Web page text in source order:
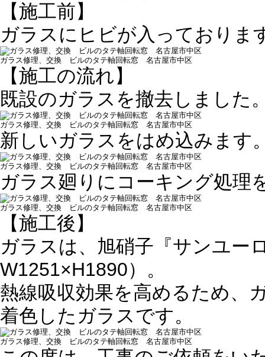
【施工前】
ガラスにヒビが入っておりま
ガラス修理、交換 ビルのタテ軸回転窓 名古屋市中区
【施工の流れ】
既設のガラスを撤去しました
ガラス修理、交換 ビルのタテ軸回転窓 名古屋市中区
新しいガラスをはめ込みます
ガラス修理、交換 ビルのタテ軸回転窓 名古屋市中区
ガラス廻りにコーキング処理
ガラス修理、交換 ビルのタテ軸回転窓 名古屋市中区
【施工後】
ガラスは、旭硝子『サンユ
W1251×H1890）。
熱線吸収効果を高めるため、
着色したガラスです。
ガラス修理、交換 ビルのタテ軸回転窓 名古屋市中区